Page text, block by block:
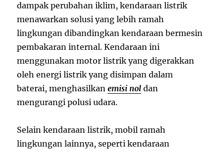
dampak perubahan iklim, kendaraan listrik
menawarkan solusi yang lebih ramah
lingkungan dibandingkan kendaraan bermesin
pembakaran internal. Kendaraan ini
menggunakan motor listrik yang digerakkan
oleh energi listrik yang disimpan dalam
baterai, menghasilkanemisi nol dan
mengurangi polusi udara.
Selain kendaraan listrik, mobil ramah
lingkungan lainnya, seperti kendaraan